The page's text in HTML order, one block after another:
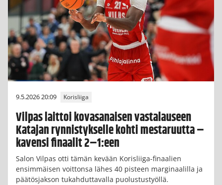
9.5.2026 20:09 Korisliiga
Vilpas laittoi kovasanaisen vastalauseen
Katajan rynnistykselle kohti mestaruutta –
kavensi finaalit 2–1:een
Salon Vilpas otti tämän kevään Korisliiga-finaalien
ensimmäisen voittonsa lähes 40 pisteen marginaalilla ja
päätösjakson tukahduttavalla puolustustyöllä.